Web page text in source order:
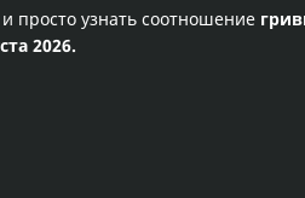
и просто узнать соотношение
2026.